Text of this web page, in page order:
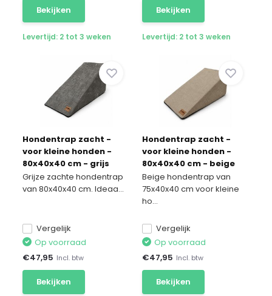
Bekijken
Levertijd: 2 tot 3 weken
Bekijken
Levertijd: 2 tot 3 weken
Hondentrap zacht -
voor kleine honden -
80x40x40 cm - grijs
Grijze zachte hondentrap
van 80x40x40 cm. Ideaa...
Vergelijk
Op voorraad
€47,95 Incl. btw
Bekijken
Hondentrap zacht -
voor kleine honden -
80x40x40 cm - beige
Beige hondentrap van
75x40x40 cm voor kleine
ho...
Vergelijk
Op voorraad
€47,95 Incl. btw
Bekijken